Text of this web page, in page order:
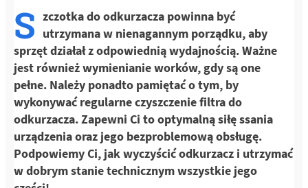
S zczotka do odkurzacza powinna być
utrzymana w nienagannym porządku, aby
sprzęt działał z odpowiednią wydajnością. Ważne
jest również wymienianie worków, gdy są one
pełne. Należy ponadto pamiętać o tym, by
wykonywać regularne czyszczenie filtra do
odkurzacza. Zapewni Ci to optymalną siłę ssania
urządzenia oraz jego bezproblemową obsługę.
Podpowiemy Ci, jak wyczyścić odkurzacz i utrzymać
w dobrym stanie technicznym wszystkie jego